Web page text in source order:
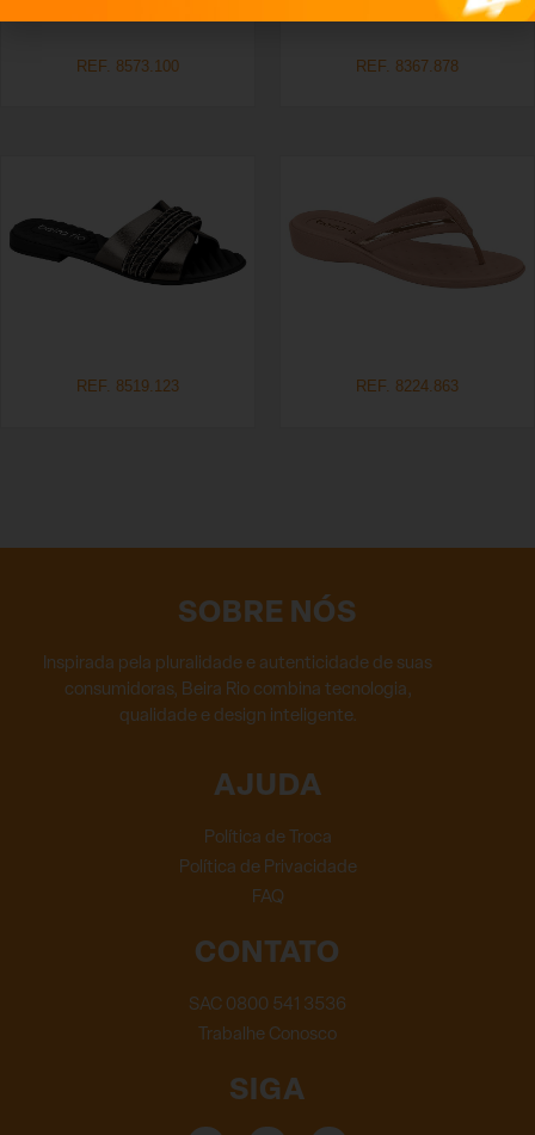
REF. 8573.100 REF. 8367.878
REF. 8519.123 REF. 8224.863
SOBRE NÓS
Inspirada pela pluralidade e autenticidade de suas
consumidoras, Beira Rio combina tecnologia,
qualidade e design inteligente.
AJUDA
Política de Troca
Política de Privacidade
FAQ
CONTATO
SAC 0800 541 3536
Trabalhe Conosco
SIGA